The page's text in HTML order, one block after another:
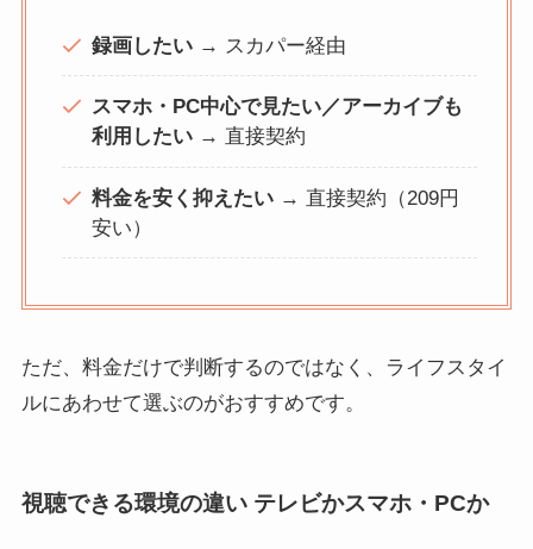
録画したい → スカパー経由
スマホ・PC中心で見たい／アーカイブも
利用したい → 直接契約
料金を安く抑えたい → 直接契約（209円
安い）
ただ、料金だけで判断するのではなく、ライフスタイ
ルにあわせて選ぶのがおすすめです。
視聴できる環境の違い テレビかスマホ・PCか